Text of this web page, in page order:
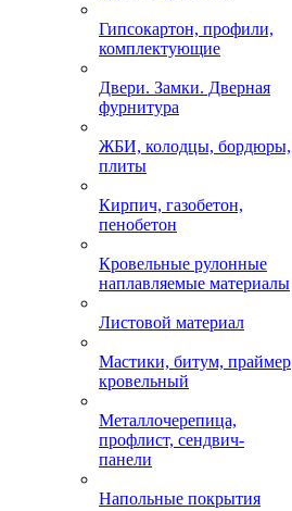
Гипсокартон, профили,
комплектующие
Двери. Замки. Дверная
фурнитура
ЖБИ, колодцы, бордюры,
плиты
Кирпич, газобетон,
пенобетон
Кровельные рулонные
наплавляемые материалы
Листовой материал
Мастики, битум, праймер
кровельный
Металлочерепица,
профлист, сендвич-
панели
Напольные покрытия